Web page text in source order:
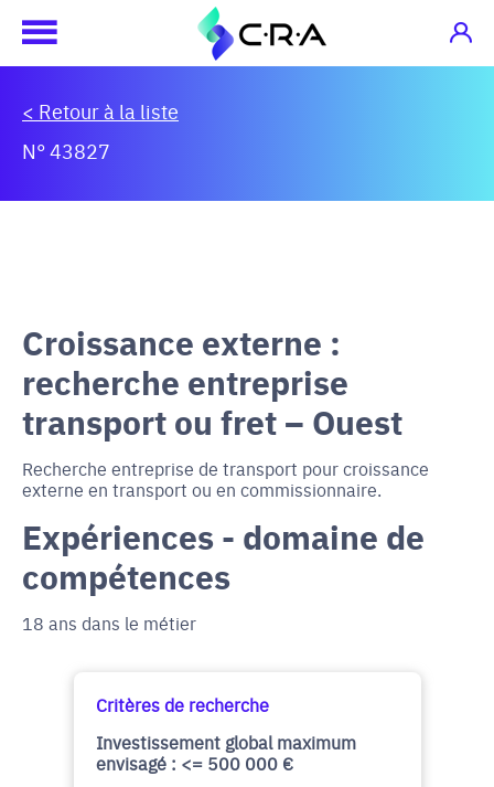
< Retour à la liste
N° 43827
Croissance externe :
recherche entreprise
transport ou fret – Ouest
Recherche entreprise de transport pour croissance
externe en transport ou en commissionnaire.
Expériences - domaine de
compétences
18 ans dans le métier
Critères de recherche
Investissement global maximum
envisagé : <= 500 000 €